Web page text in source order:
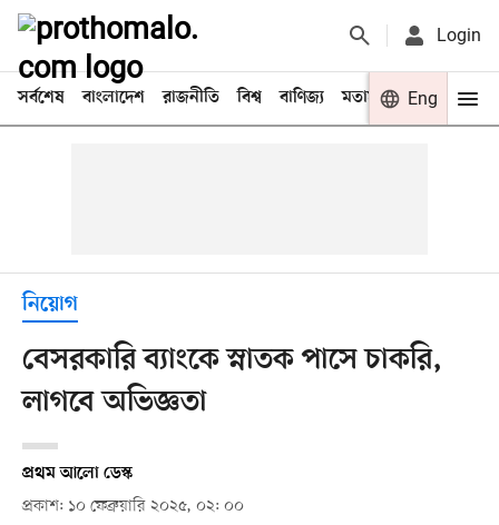
Login
সর্বশেষ বাংলাদেশ রাজনীতি বিশ্ব বাণিজ্য মতামত খেলা
Eng
নিয়োগ
বেসরকারি ব্যাংকে স্নাতক পাসে চাকরি,
লাগবে অভিজ্ঞতা
প্রথম আলো ডেস্ক
প্রকাশ: ১০ ফেব্রুয়ারি ২০২৫, ০২: ০০